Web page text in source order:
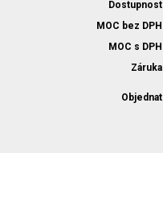
Dostupnost
MOC bez DPH
MOC s DPH
Záruka
Objednat